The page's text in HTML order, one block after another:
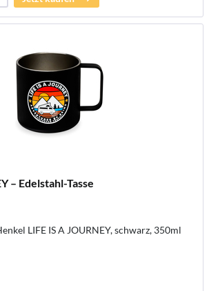
– Edelstahl-Tasse
LIFE IS A JOURNEY, schwarz, 350ml